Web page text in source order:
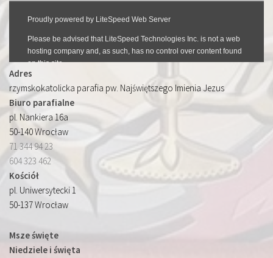
Adres
rzymskokatolicka parafia pw. Najświętszego Imienia Jezus
Biuro parafialne
pl. Nankiera 16a
50-140 Wrocław
71 344 94 23
604 323 462
Kościół
pl. Uniwersytecki 1
50-137 Wrocław
Msze święte
Niedziele i święta